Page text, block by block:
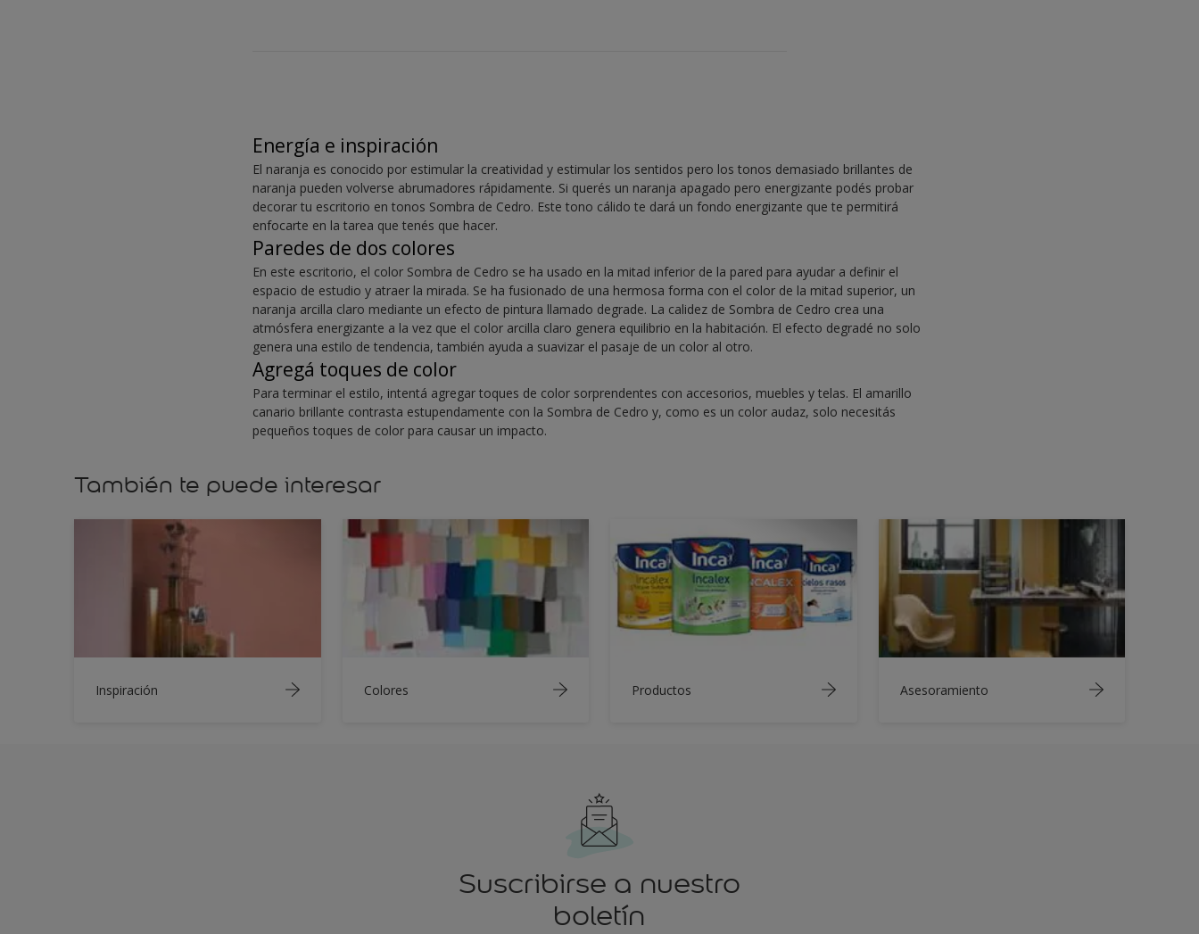
Energía e inspiración
El naranja es conocido por estimular la creatividad y estimular los sentidos pero los tonos demasiado brillantes de
naranja pueden volverse abrumadores rápidamente. Si querés un naranja apagado pero energizante podés probar
decorar tu escritorio en tonos Sombra de Cedro. Este tono cálido te dará un fondo energizante que te permitirá
enfocarte en la tarea que tenés que hacer.
Paredes de dos colores
En este escritorio, el color Sombra de Cedro se ha usado en la mitad inferior de la pared para ayudar a definir el
espacio de estudio y atraer la mirada. Se ha fusionado de una hermosa forma con el color de la mitad superior, un
naranja arcilla claro mediante un efecto de pintura llamado degrade. La calidez de Sombra de Cedro crea una
atmósfera energizante a la vez que el color arcilla claro genera equilibrio en la habitación. El efecto degradé no solo
genera una estilo de tendencia, también ayuda a suavizar el pasaje de un color al otro.
Agregá toques de color
Para terminar el estilo, intentá agregar toques de color sorprendentes con accesorios, muebles y telas. El amarillo
canario brillante contrasta estupendamente con la Sombra de Cedro y, como es un color audaz, solo necesitás
pequeños toques de color para causar un impacto.
También te puede interesar
Inspiración Colores Productos Asesoramiento
Suscribirse a nuestro
boletín